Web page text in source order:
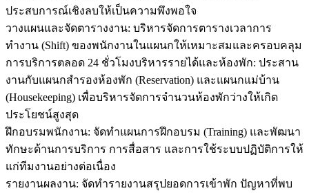
ประสบการณ์เชิงลบให้เป็นความพึงพอใจ
วางแผนและจัดตารางงาน: บริหารจัดการตารางเวลาการ
ทำงาน (Shift) ของพนักงานในแผนกให้เหมาะสมและครอบคลุม
การบริการตลอด 24 ชั่วโมงบริหารรายได้และห้องพัก: ประสาน
งานกับแผนกสำรองห้องพัก (Reservation) และแผนกแม่บ้าน
(Housekeeping) เพื่อบริหารจัดการจำนวนห้องพักว่างให้เกิด
ประโยชน์สูงสุด
ฝึกอบรมพนักงาน: จัดทำแผนการฝึกอบรม (Training) และพัฒนา
ทักษะด้านการบริการ การสื่อสาร และการใช้ระบบปฏิบัติการให้
แก่ทีมงานอย่างต่อเนื่อง
รายงานผลงาน: จัดทำรายงานสรุปยอดการเข้าพัก ปัญหาที่พบ